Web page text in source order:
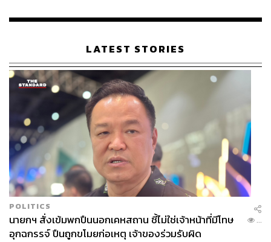
เรือนไทยที่ถูกซุกไว้
LATEST STORIES
POLITICS
นายกฯ สั่งเข้มพกปืนนอกเคหสถาน ชี้ไม่ใช่เจ้าหน้าที่มีโทษ
อุกฉกรรจ์ ปืนถูกขโมยก่อเหตุ เจ้าของร่วมรับผิด
...